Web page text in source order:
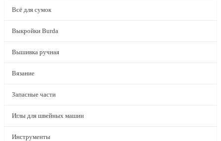
Всё для сумок
Выкройки Burda
Вышивка ручная
Вязание
Запасные части
Иглы для швейных машин
Инструменты